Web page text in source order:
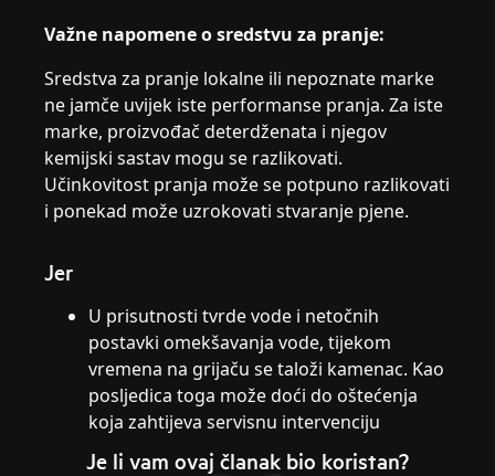
Važne napomene o sredstvu za pranje:
Sredstva za pranje lokalne ili nepoznate marke
ne jamče uvijek iste performanse pranja. Za iste
marke, proizvođač deterdženata i njegov
kemijski sastav mogu se razlikovati.
Učinkovitost pranja može se potpuno razlikovati
i ponekad može uzrokovati stvaranje pjene.
Jer
U prisutnosti tvrde vode i netočnih
postavki omekšavanja vode, tijekom
vremena na grijaču se taloži kamenac. Kao
posljedica toga može doći do oštećenja
koja zahtijeva servisnu intervenciju
Je li vam ovaj članak bio koristan?